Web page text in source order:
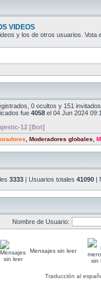
VIDEOS
y los de otros usuarios. Vota
0 ocultos y 151
fue 4058 el 04 Jun 2024
12 [Bot]
Moderadores globales
3333 | Usuarios totales 41090 |
Nombre de Usuario:
Mensajes sin leer
Traducción al